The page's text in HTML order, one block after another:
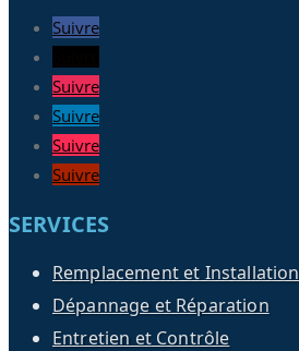
Suivre
Suivre
Suivre
Suivre
Suivre
SERVICES
Remplacement et Installation
Dépannage et Réparation
Entretien et Contrôle